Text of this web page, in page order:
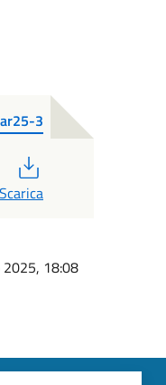
3
Scarica
2025, 18:08